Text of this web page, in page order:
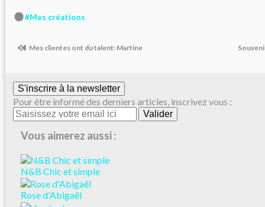
#Mes créations
Mes clientes ont du talent: Martine
S'inscrire à la newsletter
Pour être informé des derniers articles, inscrivez vous :
Vous aimerez aussi :
N&B Chic et simple
Rose d'Abigaël